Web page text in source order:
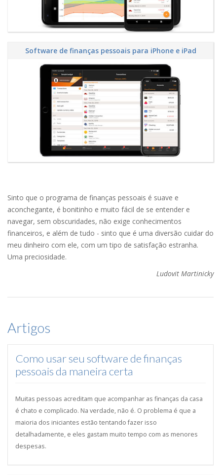
Software de finanças pessoais para iPhone e iPad
Sinto que o programa de finanças pessoais é suave e
aconchegante, é bonitinho e muito fácil de se entender e
navegar, sem obscuridades, não exige conhecimentos
financeiros, e além de tudo - sinto que é uma diversão cuidar do
meu dinheiro com ele, com um tipo de satisfação estranha.
Uma preciosidade.
Ludovit Martinicky
Artigos
Como usar seu software de finanças
pessoais da maneira certa
Muitas pessoas acreditam que acompanhar as finanças da casa
é chato e complicado. Na verdade, não é. O problema é que a
maioria dos iniciantes estão tentando fazer isso
detalhadamente, e eles gastam muito tempo com as menores
despesas.